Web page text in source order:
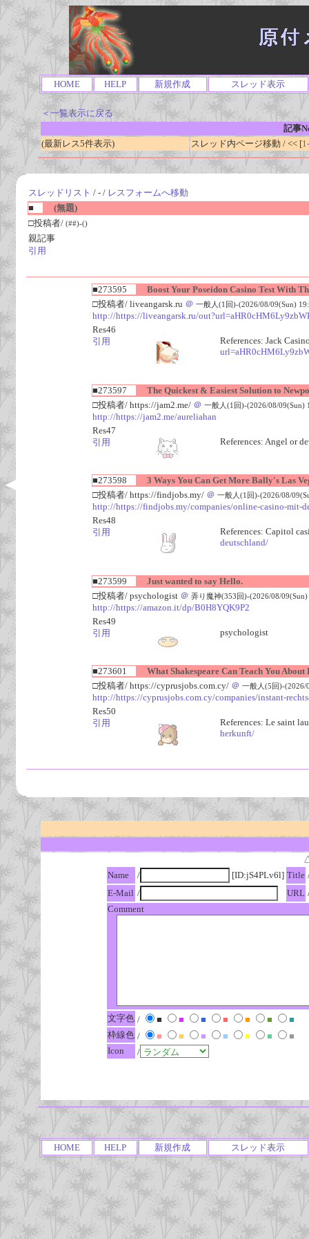
HOME HELP 新規作成 スレッド表示
＜一覧表示に戻る
記事
(最新レス5件表示)
スレッド内ページ移動 / << [
スレッドリスト / - / レスフォームへ移動
■
(無題)
□投稿者/ (##)-()
親記事
引用
■273595
Boost Your Poseidon Casino Test With
□投稿者/ liveangarsk.ru ＠ 一般人(1回)-(2026/08/09(Sun)
http://https://liveangarsk.ru/
Res46
引用
References: Jack
■273597
The Quickest & Easiest Solution to
□投稿者/ https://jam2.me/ ＠ 一般人(1回)-(2026/08/09(Sun)
http://https://jam2.me/aureliahan
Res47
引用
References: Angel or
■273598
3 Ways You Can Get More Bally's Las
□投稿者/ https://findjobs.my/ ＠ 一般人(1回)-(2026/08/
http://https://findjobs.my/companies/online-casino-mit-
Res48
引用
References: Capitol
deutschland/
■273599
Just wanted to say Hello.
□投稿者/ psychologist ＠ 弄り魔神(353回)-(2026/08/
http://https://amazon.it/dp/B0H8YQK9P2
Res49
引用
psychologist
■273601
What Shakespeare Can Teach You About
□投稿者/ https://cyprusjobs.com.cy/ ＠ 一般人(5回)-(2026/
http://https://cyprusjobs.com.cy/companies/instant-
Res50
引用
References: Le saint
herkunft/
Name
/ [ID:jS4PLv6l] Title
E-Mail / URL
Comment
文字色 / ■ ■ ■ ■ ■ ■
■
枠線色 / ■ ■ ■ ■ ■ ■
■
Icon
/
HOME HELP 新規作成 スレッド表示